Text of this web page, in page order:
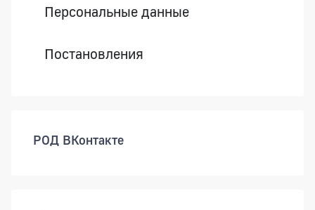
Персональные данные
Постановления
РОД ВКонтакте